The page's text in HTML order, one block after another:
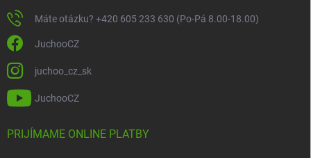
Máte otázku? +420 605 233 630 (Po-Pá 8.00-18.00)
JuchooCZ
juchoo_cz_sk
JuchooCZ
PRIJÍMAME ONLINE PLATBY